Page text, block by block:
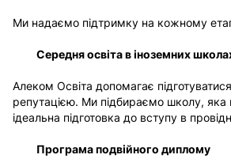
Ми надаємо підтримку на кожному
Середня освіта в іноземних
Алеком Освіта допомагає
репутацією. Ми підбираємо школу,
ідеальна підготовка до вступу в
Програма подвійного диплому